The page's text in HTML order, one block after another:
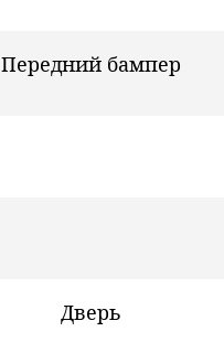
Передний бампер
Дверь